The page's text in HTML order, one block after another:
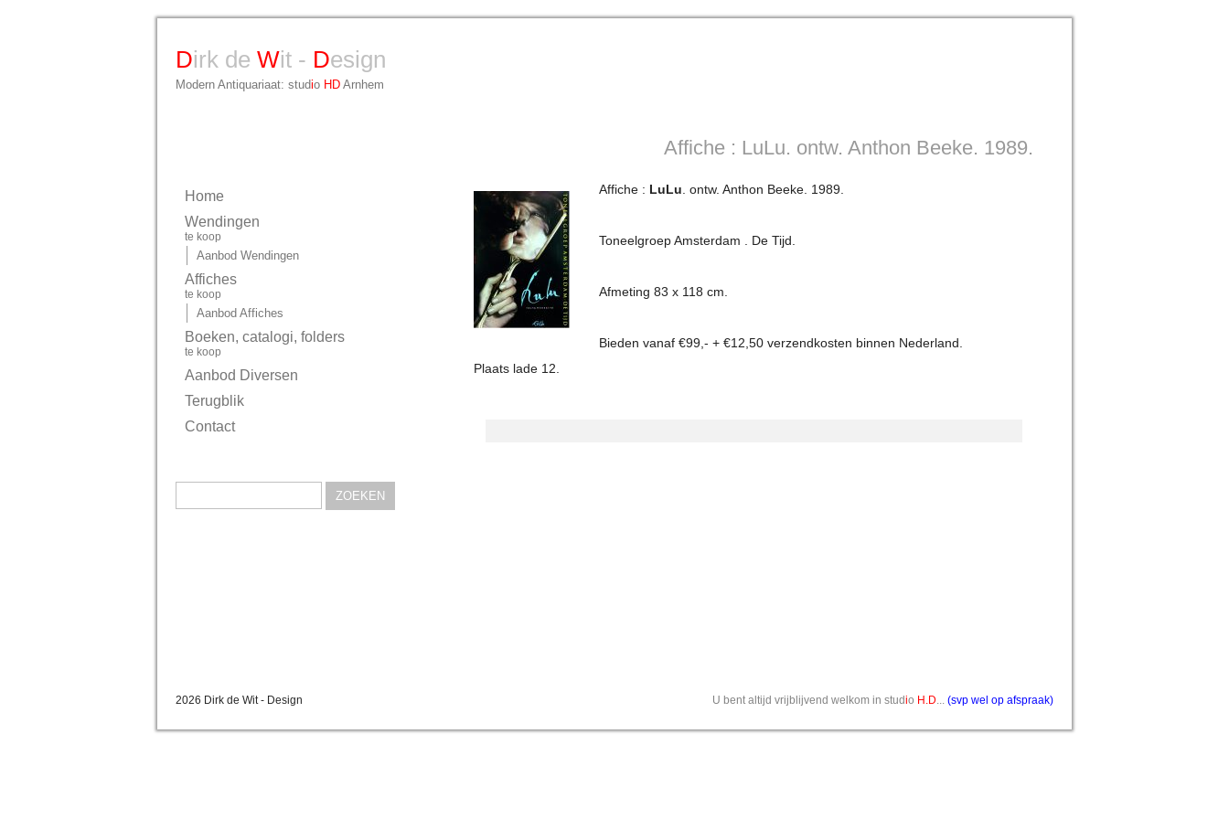
Dirk de Wit - Design
Modern Antiquariaat: studio HD Arnhem
Affiche : LuLu. ontw. Anthon Beeke. 1989.
Affiche : LuLu . ontw. Anthon Beeke. 1989.
Toneelgroep Amsterdam . De Tijd.
Afmeting 83 x 118 cm.
Bieden vanaf €99,- + €12,50 verzendkosten binnen Nederland.
Plaats lade 12.
Home
Wendingen
te koop
Aanbod Wendingen
Affiches
te koop
Aanbod Affiches
Boeken, catalogi, folders
te koop
Aanbod Diversen
Terugblik
Contact
naar:
2026 Dirk de Wit - Design U bent altijd vrijblijvend welkom in studio H.D... (svp wel op afspraak)